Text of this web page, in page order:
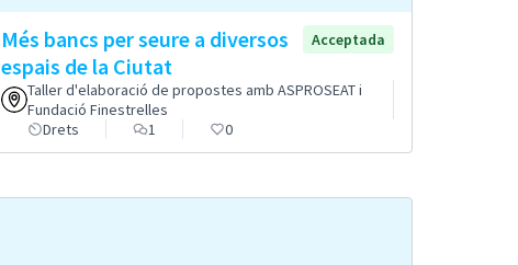
Més bancs per seure a diversos
espais de la Ciutat
Acceptada
Taller d'elaboració de propostes amb ASPROSEAT i
Fundació Finestrelles
Drets
1 0